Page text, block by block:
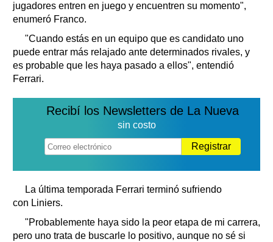
jugadores entren en juego y encuentren su momento",
enumeró Franco.
"Cuando estás en un equipo que es candidato uno
puede entrar más relajado ante determinados rivales, y
es probable que les haya pasado a ellos", entendió
Ferrari.
Recibí los Newsletters de La Nueva
sin costo
Registrar
La última temporada Ferrari terminó sufriendo
con Liniers.
"Probablemente haya sido la peor etapa de mi carrera,
pero uno trata de buscarle lo positivo, aunque no sé si